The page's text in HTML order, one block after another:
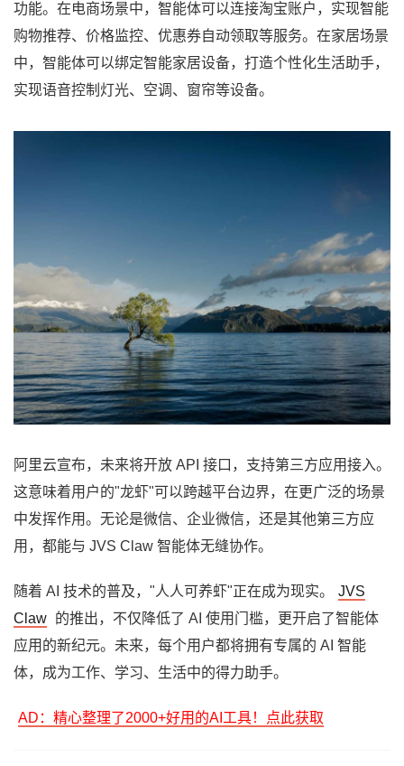
功能。在电商场景中，智能体可以连接淘宝账户，实现智能
购物推荐、价格监控、优惠券自动领取等服务。在家居场景
中，智能体可以绑定智能家居设备，打造个性化生活助手，
实现语音控制灯光、空调、窗帘等设备。
阿里云宣布，未来将开放 API 接口，支持第三方应用接入。
这意味着用户的"龙虾"可以跨越平台边界，在更广泛的场景
中发挥作用。无论是微信、企业微信，还是其他第三方应
用，都能与 JVS Claw 智能体无缝协作。
随着 AI 技术的普及，"人人可养虾"正在成为现实。
JVS
Claw 的推出，不仅降低了 AI 使用门槛，更开启了智能体
应用的新纪元。未来，每个用户都将拥有专属的 AI 智能
体，成为工作、学习、生活中的得力助手。
AD：精心整理了2000+好用的AI工具！点此获取